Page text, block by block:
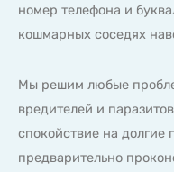
номер телефона и
кошмарных соседях
Мы решим любые
вредителей и
спокойствие на
предварительно